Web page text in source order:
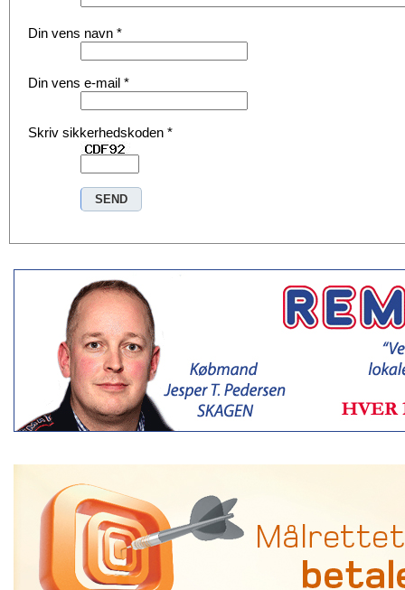
Din vens navn *
Din vens e-mail *
Skriv sikkerhedskoden *